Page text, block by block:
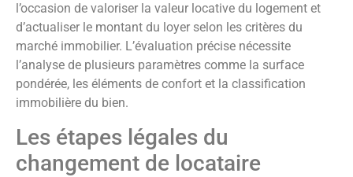
l’occasion de valoriser la valeur locative du logement et
d’actualiser le montant du loyer selon les critères du
marché immobilier. L’évaluation précise nécessite
l’analyse de plusieurs paramètres comme la surface
pondérée, les éléments de confort et la classification
immobilière du bien.
Les étapes légales du
changement de locataire